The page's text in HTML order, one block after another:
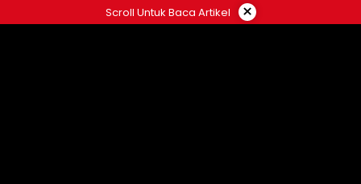
ke
Scroll Untuk Baca Artikel ×